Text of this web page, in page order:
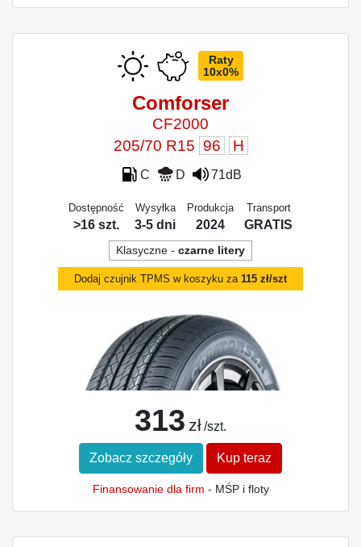
Raty
10x0%
Comforser
CF2000
205/70 R15 96 H
C D 71dB
Dostępność
>16 szt.
Wysyłka
3-5 dni
Produkcja
2024
Transport
GRATIS
Klasyczne - czarne litery
Dodaj czujnik TPMS w koszyku za 115 zł/szt
313 zł /szt.
Zobacz szczegóły Kup teraz
Finansowanie dla firm - MŚP i floty